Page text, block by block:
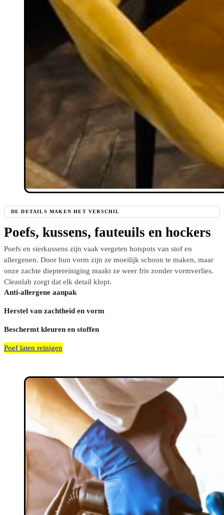
DE DETAILS MAKEN HET VERSCHIL
Poefs, kussens, fauteuils en hockers
Poefs en sierkussens zijn vaak vergeten hotspots van stof en
allergenen. Door hun vorm zijn ze moeilijk schoon te maken, maar
onze zachte dieptereiniging maakt ze weer fris zonder vormverlies.
Cleanlab zorgt dat elk detail klopt.
Anti-allergene aanpak
Herstel van zachtheid en vorm
Beschermt kleuren en stoffen
Poef laten reinigen